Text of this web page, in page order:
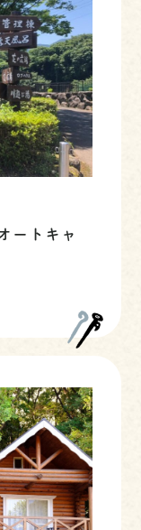
ートキャ